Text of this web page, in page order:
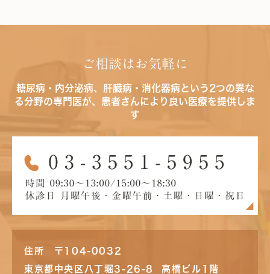
ご相談はお気軽に
糖尿病・内分泌病、肝臓病・消化器病という2つの異な
る分野の専門医が、患者さんにより良い医療を提供しま
す
住所 〒104-0032
東京都中央区八丁堀3-26-8 高橋ビル1階